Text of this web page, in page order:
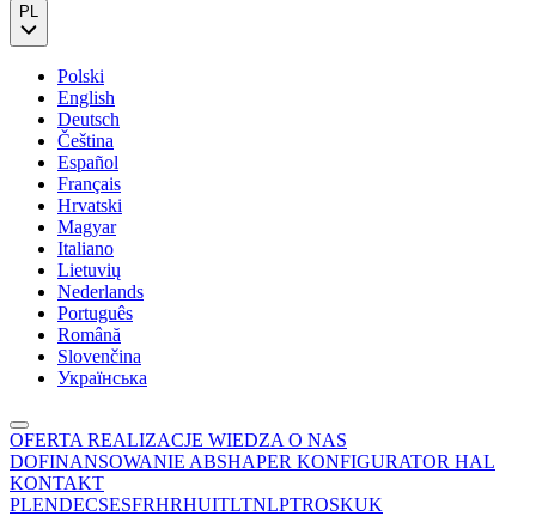
PL
Polski
English
Deutsch
Čeština
Español
Français
Hrvatski
Magyar
Italiano
Lietuvių
Nederlands
Português
Română
Slovenčina
Українська
OFERTA REALIZACJE WIEDZA O NAS
DOFINANSOWANIE ABSHAPER KONFIGURATOR HAL
KONTAKT
PLENDECSESFRHRHUITLTNLPTROSKUK